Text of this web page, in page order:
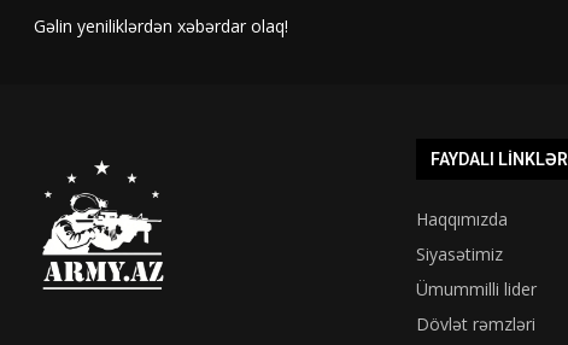
Gəlin yeniliklərdən xəbərdar olaq!
FAYDALI LINKLƏR
Haqqımızda
Siyasətimiz
Ümummilli lider
Dövlət rəmzləri